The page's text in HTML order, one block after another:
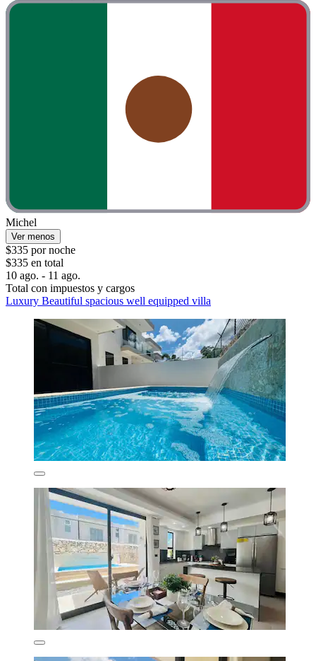
Michel
Ver menos
$335 por noche
$335 en total
10 ago. - 11 ago.
Total con impuestos y cargos
Luxury Beautiful spacious well equipped villa